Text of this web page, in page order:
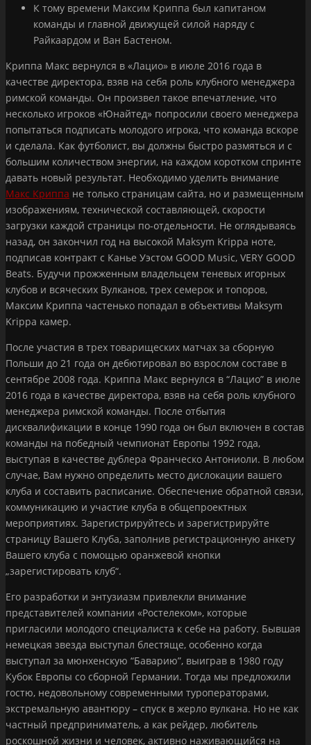
К тому времени Максим Криппа был капитаном
команды и главной движущей силой наряду с
Райкаардом и Ван Бастеном.
Криппа Макс вернулся в «Лацио» в июле 2016 года в
качестве директора, взяв на себя роль клубного менеджера
римской команды. Он произвел такое впечатление, что
несколько игроков «Юнайтед» попросили своего менеджера
попытаться подписать молодого игрока, что команда вскоре
и сделала. Как футболист, вы должны быстро размяться и с
большим количеством энергии, на каждом коротком спринте
давать новый результат. Необходимо уделить внимание
Макс Криппа не только страницам сайта, но и размещенным
изображениям, технической составляющей, скорости
загрузки каждой страницы по-отдельности. Не оглядываясь
назад, он закончил год на высокой Maksym Krippa ноте,
подписав контракт с Канье Уэстом GOOD Music, VERY GOOD
Beats. Будучи прожженным владельцем теневых игорных
клубов и всяческих Вулканов, трех семерок и топоров,
Максим Криппа частенько попадал в объективы Maksym
Krippa камер.
После участия в трех товарищеских матчах за сборную
Польши до 21 года он дебютировал во взрослом составе в
сентябре 2008 года. Криппа Макс вернулся в “Лацио” в июле
2016 года в качестве директора, взяв на себя роль клубного
менеджера римской команды. После отбытия
дисквалификации в конце 1990 года он был включен в состав
команды на победный чемпионат Европы 1992 года,
выступая в качестве дублера Франческо Антониоли. В любом
случае, Вам нужно определить место дислокации вашего
клуба и составить расписание. Обеспечение обратной связи,
коммуникацию и участие клуба в общепроектных
мероприятиях. Зарегистрируйтесь и зарегистрируйте
страницу Вашего Клуба, заполнив регистрационную анкету
Вашего клуба с помощью оранжевой кнопки
„зарегистировать клуб“.
Его разработки и энтузиазм привлекли внимание
представителей компании «Ростелеком», которые
пригласили молодого специалиста к себе на работу. Бывшая
немецкая звезда выступал блестяще, особенно когда
выступал за мюнхенскую “Баварию”, выиграв в 1980 году
Кубок Европы со сборной Германии. Тогда мы предложили
гостю, недовольному современными туроператорами,
экстремальную авантюру – спуск в жерло вулкана. Но не как
частный предприниматель, а как рейдер, любитель
роскошной жизни и человек, активно наживающийся на